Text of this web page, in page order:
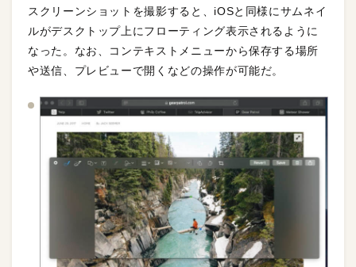
スクリーンショットを撮影すると、iOSと同様にサムネイ
ルがデスクトップ上にフローティング表示されるように
なった。なお、コンテキストメニューから保存する場所
や送信、プレビューで開くなどの操作が可能だ。